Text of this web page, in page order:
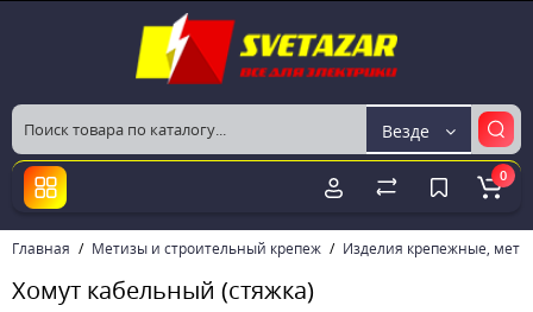
Везде
0
Главная Метизы и строительный крепеж Изделия крепежные,
Хомут кабельный (стяжка)